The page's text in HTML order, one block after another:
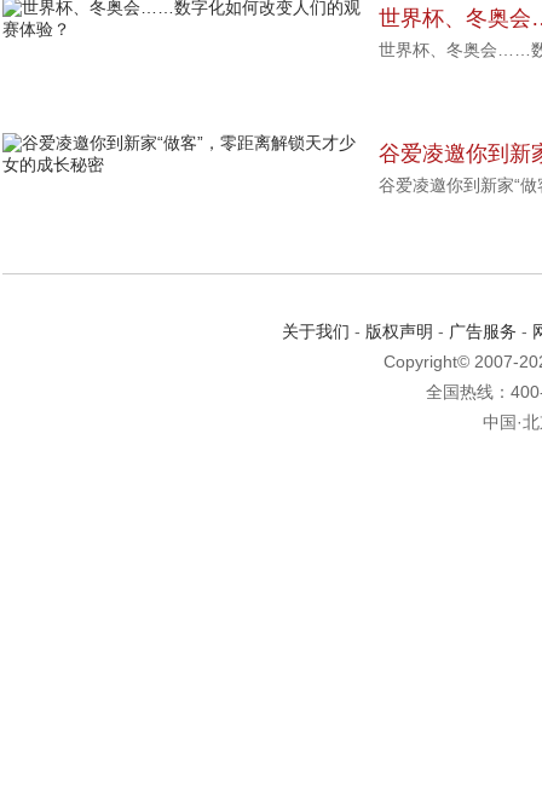
世界杯、冬奥
赛体验？
世界杯、冬奥会……
谷爱凌邀你到新
女的成长秘密
谷爱凌邀你到新家“
关于我们 - 版权声明 - 广告服务 -
Copyright© 2007-
全国热线：
中国·